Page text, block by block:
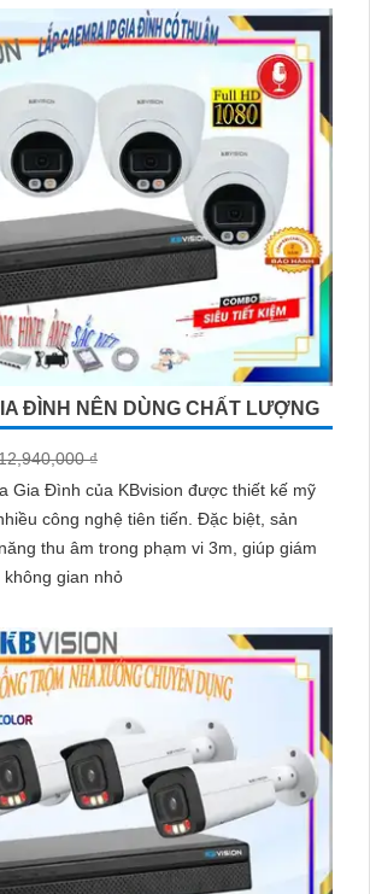
ĐÌNH NÊN DÙNG CHẤT LƯỢNG
₫
Gia Đình của KBvision được thiết kế mỹ
nghệ tiên tiến. Đặc biệt, sản
thu âm trong phạm vi 3m, giúp giám
gian nhỏ